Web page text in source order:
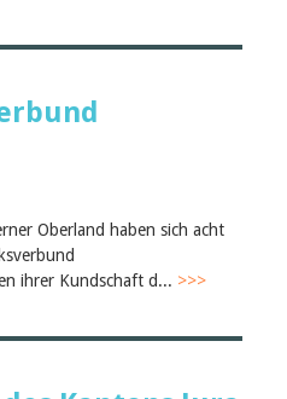
Oberland haben sich acht
ihrer Kundschaft d... >>>